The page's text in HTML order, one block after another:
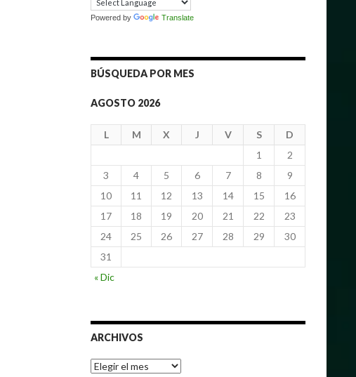
Powered by Translate
BÚSQUEDA POR MES
AGOSTO 2026
L M X J V S
D
1
2
3
4 5 6 7 8
9
10
11 12 13 14 15
16
17
18 19 20 21 22
23
24
25 26 27 28 29
30
31
« Dic
ARCHIVOS
Archivos